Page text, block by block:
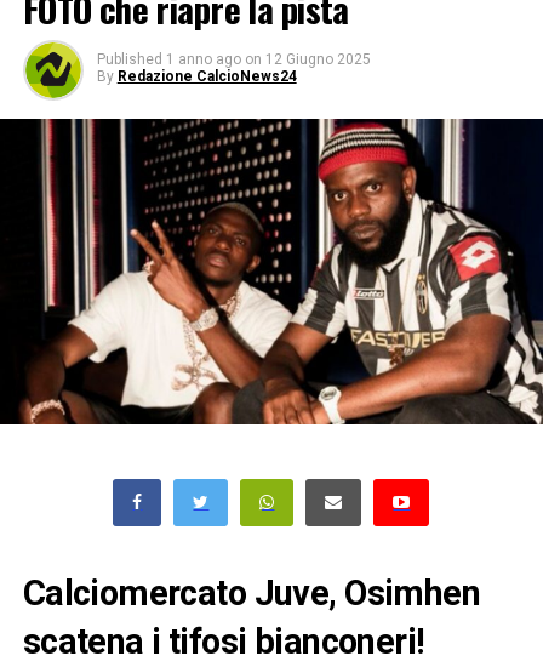
Published 1 anno ago on 12 Giugno 2025
By Redazione CalcioNews24
Calciomercato Juve, Osimhen
scatena i tifosi bianconeri!